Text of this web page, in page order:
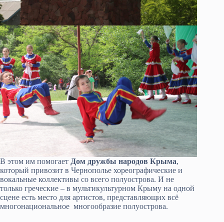
В этом им помогает Дом дружбы народов Крыма,
который привозит в Чернополье хореографические и
вокальные коллективы со всего полуострова. И не
только греческие – в мультикультурном Крыму на одной
сцене есть место для артистов, представляющих всё
многонациональное многообразие полуострова.